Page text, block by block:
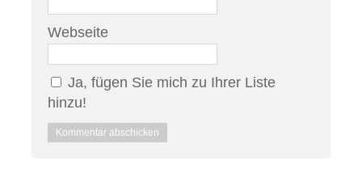
Webseite
Ja, fügen Sie mich zu Ihrer Liste
hinzu!